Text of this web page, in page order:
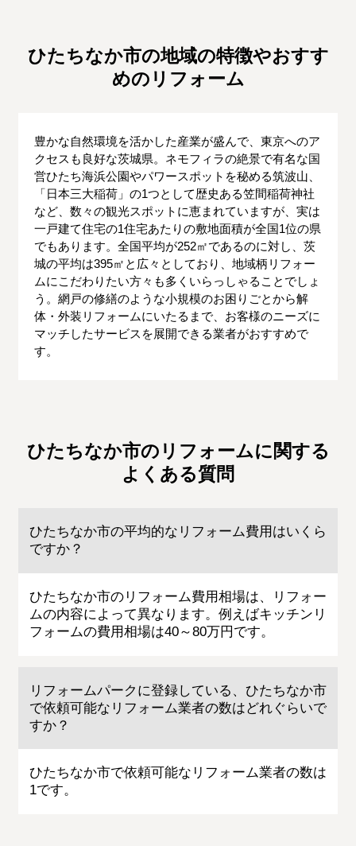
ひたちなか市の地域の特徴やおすす
めのリフォーム
豊かな自然環境を活かした産業が盛んで、東京へのア
クセスも良好な茨城県。ネモフィラの絶景で有名な国
営ひたち海浜公園やパワースポットを秘める筑波山、
「日本三大稲荷」の1つとして歴史ある笠間稲荷神社
など、数々の観光スポットに恵まれていますが、実は
一戸建て住宅の1住宅あたりの敷地面積が全国1位の県
でもあります。全国平均が252㎡であるのに対し、茨
城の平均は395㎡と広々としており、地域柄リフォー
ムにこだわりたい方々も多くいらっしゃることでしょ
う。網戸の修繕のような小規模のお困りごとから解
体・外装リフォームにいたるまで、お客様のニーズに
マッチしたサービスを展開できる業者がおすすめで
す。
ひたちなか市のリフォームに関する
よくある質問
ひたちなか市の平均的なリフォーム費用はいくら
ですか？
ひたちなか市のリフォーム費用相場は、リフォー
ムの内容によって異なります。例えばキッチンリ
フォームの費用相場は40～80万円です。
リフォームパークに登録している、ひたちなか市
で依頼可能なリフォーム業者の数はどれぐらいで
すか？
ひたちなか市で依頼可能なリフォーム業者の数は
1です。